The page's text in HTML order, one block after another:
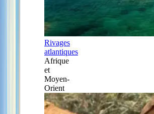
Rivages
atlantiques
Afrique
et
Moyen-
Orient